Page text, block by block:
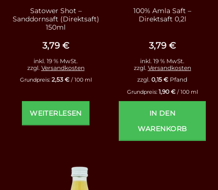
Satower Shot –
Sanddornsaft (Direktsaft)
150ml
3,79 €
inkl. 19 % MwSt.
zzgl. Versandkosten
Grundpreis: 2,53 €/ 100 ml
WEITERLESEN
100% Amla Saft –
Direktsaft 0,2l
3,79 €
inkl. 19 % MwSt.
zzgl. Versandkosten
zzgl. 0,15 € Pfand
Grundpreis: 1,90 €/ 100 ml
IN DEN
WARENKORB